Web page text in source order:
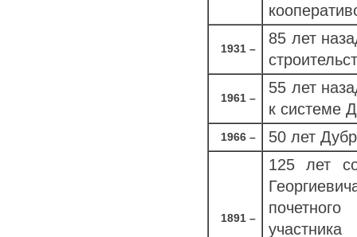
1931 –
85 лет
1961 –
55 лет
к системе
1966 – 50 лет
1891 –
125 лет